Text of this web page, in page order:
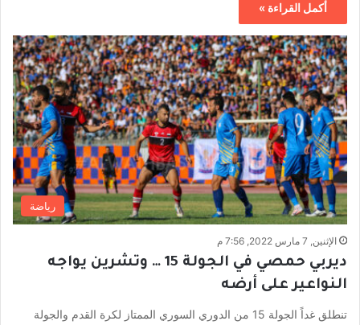
أكمل القراءة »
رياضة
الإثنين, 7 مارس 2022, 7:56 م
ديربي حمصي في الجولة 15 … وتشرين يواجه
النواعير على أرضه
تنطلق غداً الجولة 15 من الدوري السوري الممتاز لكرة القدم والجولة